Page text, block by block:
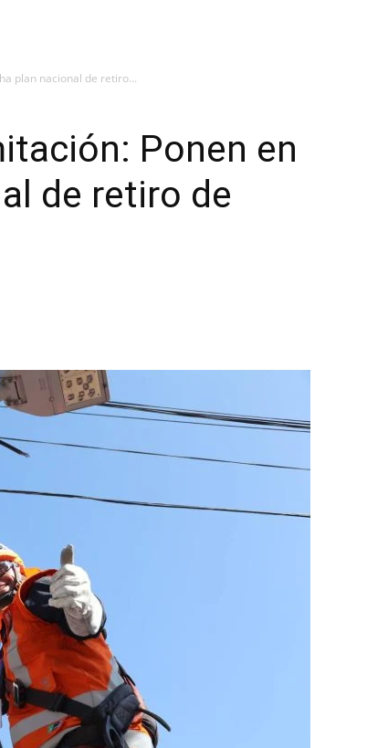
plan nacional de retiro...
Ponen en
de retiro de